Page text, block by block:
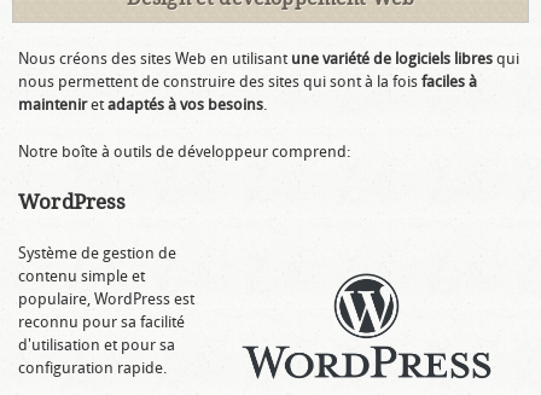
Nous créons des sites Web en utilisant une variété de logiciels libres qui
nous permettent de construire des sites qui sont à la fois faciles à
mainteniretadaptés à vos besoins.
Notre boîte à outils de développeur comprend:
WordPress
Système de gestion de
contenu simple et
populaire, WordPress est
reconnu pour sa facilité
d'utilisation et pour sa
configuration rapide.